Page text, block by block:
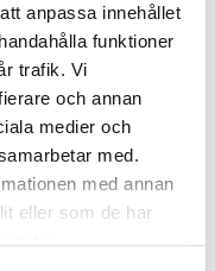
anpassa innehållet
funktioner
trafik. Vi
och annan
medier och
med.
med annan
eller som de har
hästhållning och
och
professionella
hästrelaterade